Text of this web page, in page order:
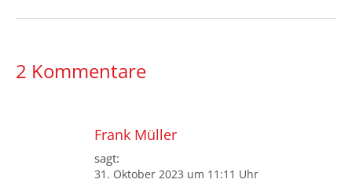
2 Kommentare
Frank Müller
sagt:
31. Oktober 2023 um 11:11 Uhr